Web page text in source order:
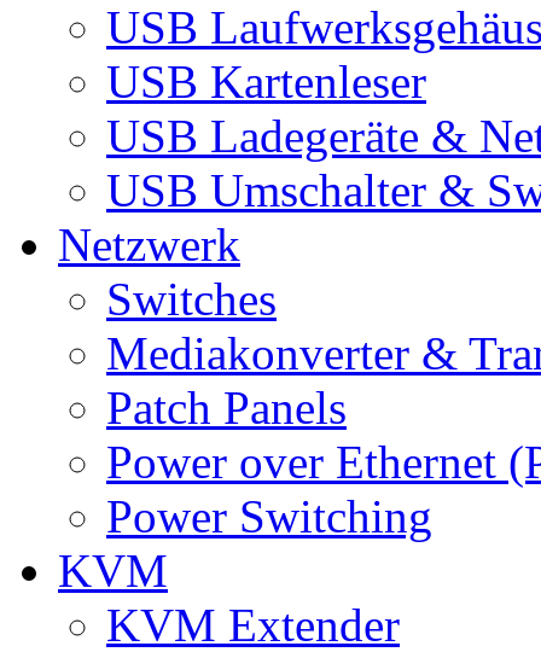
USB
USB Kartenleser
USB Ladegeräte &
USB Umschalter &
Netzwerk
Switches
Mediakonverter &
Patch Panels
Power over Ethernet
Power Switching
KVM
KVM Extender